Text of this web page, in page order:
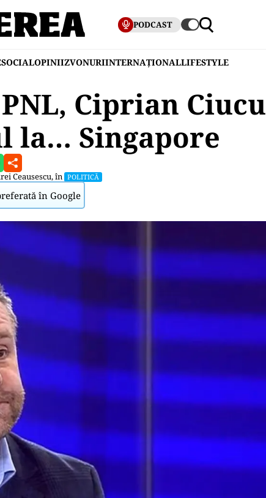
PODCAST
SOCIALOPINIIZVONURIINTERNAȚIONALLIFESTYLE
Ciprian Ciucu
la… Singapore
Ceausescu, în POLITICĂ
în Google